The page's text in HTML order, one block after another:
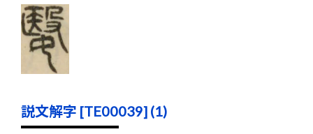
説文解字 [TE00039] (1)